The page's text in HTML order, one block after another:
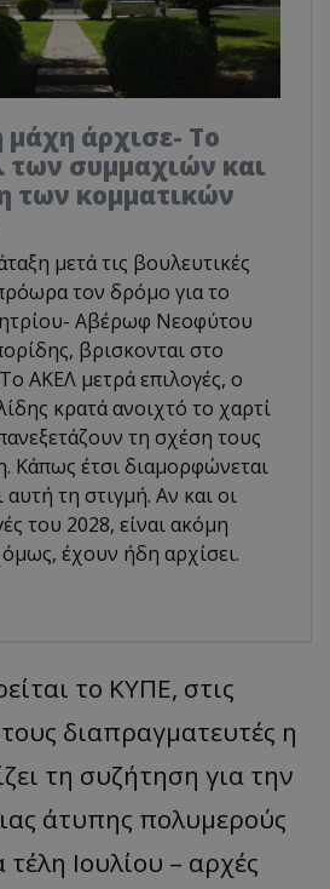
άρχισε- Το
των συμμαχιών και
των κομματικών
μετά τις βουλευτικές
τον δρόμο για το
Αβέρωφ Νεοφύτου
βρισκονται στο
ΑΚΕΛ μετρά επιλογές, ο
κρατά ανοιχτό το χαρτί
τη σχέση τους
Κάπως έτσι διαμορφώνεται
τη στιγμή. Αν και οι
του 2028, είναι ακόμη
όμως, έχουν ήδη αρχίσει.
το ΚΥΠΕ, στις
διαπραγματευτές η
τη συζήτηση για την
άτυπης πολυμερούς
Ιουλίου – αρχές